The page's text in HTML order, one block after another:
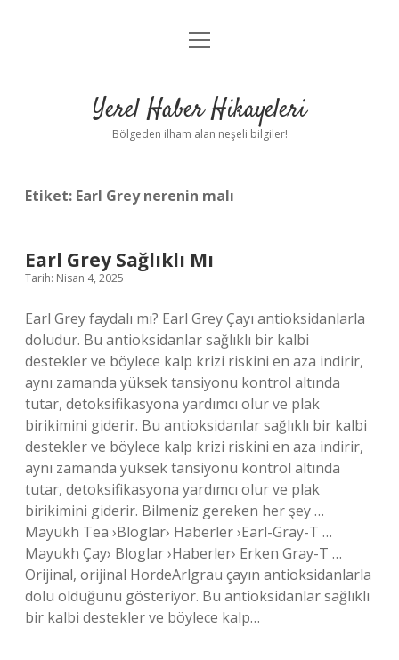
Anasayfa
Yasal Uyarı
menüyü
Yerel Haber Hikayeleri
Bölgeden ilham alan neşeli bilgiler!
Etiket: Earl Grey nerenin malı
Earl Grey Sağlıklı Mı
Tarih: Nisan 4, 2025
Earl Grey faydalı mı? Earl Grey Çayı antioksidanlarla
doludur. Bu antioksidanlar sağlıklı bir kalbi
destekler ve böylece kalp krizi riskini en aza indirir,
aynı zamanda yüksek tansiyonu kontrol altında
tutar, detoksifikasyona yardımcı olur ve plak
birikimini giderir. Bu antioksidanlar sağlıklı bir kalbi
destekler ve böylece kalp krizi riskini en aza indirir,
aynı zamanda yüksek tansiyonu kontrol altında
tutar, detoksifikasyona yardımcı olur ve plak
birikimini giderir. Bilmeniz gereken her şey …
Mayukh Tea ›Bloglar› Haberler ›Earl-Gray-T …
Mayukh Çay› Bloglar ›Haberler› Erken Gray-T …
Orijinal, orijinal HordeArlgrau çayın antioksidanlarla
dolu olduğunu gösteriyor. Bu antioksidanlar sağlıklı
bir kalbi destekler ve böylece kalp…